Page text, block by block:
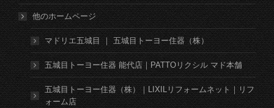
他のホームページ
マドリエ五城目 ｜ 五城目トーヨー住器（株）
五城目トーヨー住器 能代店｜PATTOリクシル マド本舗
五城目トーヨー住器（株）｜LIXILリフォームネット｜リフ
ォーム店